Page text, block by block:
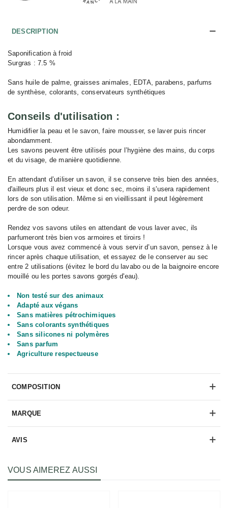
DESCRIPTION
Saponification à froid
Surgras : 7.5 %
Sans huile de palme, graisses animales, EDTA, parabens, parfums
de synthèse, colorants, conservateurs synthétiques
Conseils d'utilisation :
Humidifier la peau et le savon, faire mousser, se laver puis rincer
abondamment.
Les savons peuvent être utilisés pour l’hygiène des mains, du corps
et du visage, de manière quotidienne.
En attendant d’utiliser un savon, il se conserve très bien des années,
d'ailleurs plus il est vieux et donc sec, moins il s'usera rapidement
lors de son utilisation. Même si en vieillissant il peut légèrement
perdre de son odeur.
Rendez vos savons utiles en attendant de vous laver avec, ils
parfumeront très bien vos armoires et tiroirs !
Lorsque vous avez commencé à vous servir d’un savon, pensez à le
rincer après chaque utilisation, et essayez de le conserver au sec
entre 2 utilisations (évitez le bord du lavabo ou de la baignoire encore
mouillé ou les portes savons gorgés d'eau).
Non testé sur des animaux
Adapté aux végans
Sans matières pétrochimiques
Sans colorants synthétiques
Sans silicones ni polymères
Sans parfum
Agriculture respectueuse
COMPOSITION
MARQUE
AVIS
VOUS AIMEREZ AUSSI